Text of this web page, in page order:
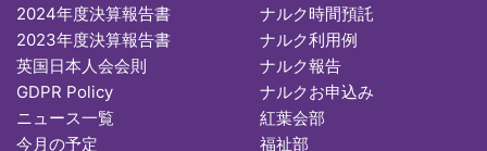
2024年度決算報告書
2023年度決算報告書
英国日本人会会則
GDPR Policy
ニュース一覧
今月の予定
ナルク時間預託
ナルク利用例
ナルク報告
ナルクお申込み
紅葉会部
福祉部